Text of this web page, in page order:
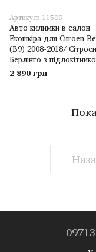
Артикул: 11509
Авто килимки в салон
Екошкіра для Citroen
(B9) 2008-2018/ Сітроен
Берлінго з
2 890 грн